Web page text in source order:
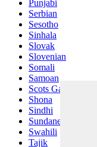
Punjabi
Serbian
Sesotho
Sinhala
Slovak
Slovenian
Somali
Samoan
Scots Gaelic
Shona
Sindhi
Sundanese
Swahili
Tajik